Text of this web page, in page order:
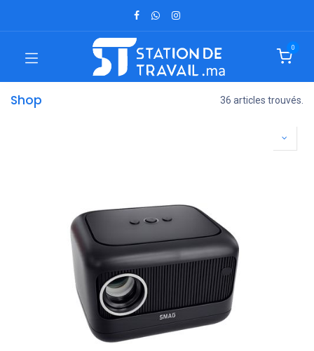
0
Shop 36 articles trouvés.